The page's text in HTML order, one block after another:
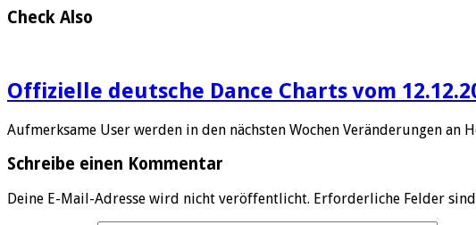
Check Also
Offizielle deutsche Dance Charts vom
Aufmerksame User werden in den nächsten Wochen Veränderungen an
Schreibe einen Kommentar
Deine E-Mail-Adresse wird nicht veröffentlicht. Erforderliche Felder